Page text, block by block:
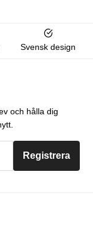
Svensk design
och hålla dig
Registrera